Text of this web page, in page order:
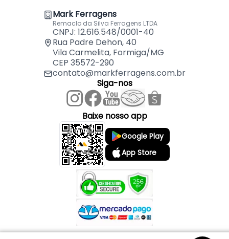
Mark Ferragens
Remaclo da Silva Ferragens LTDA
CNPJ: 12.616.548/0001-40
Rua Padre Dehon, 40
Vila Carmelita, Formiga/MG
CEP 35572-290
contato@markferragens.com.br
Siga-nos
Baixe nosso app
Google Play
App Store